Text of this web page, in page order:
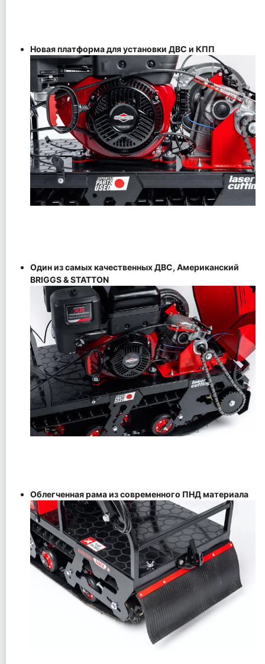
Новая платформа для установки ДВС и КПП
Один из самых качественных ДВС, Американский
BRIGGS & STATTON
Облегченная рама из современного ПНД материала